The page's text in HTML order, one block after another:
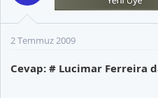
2 Temmuz 2009
Cevap: # Lucimar Ferreira